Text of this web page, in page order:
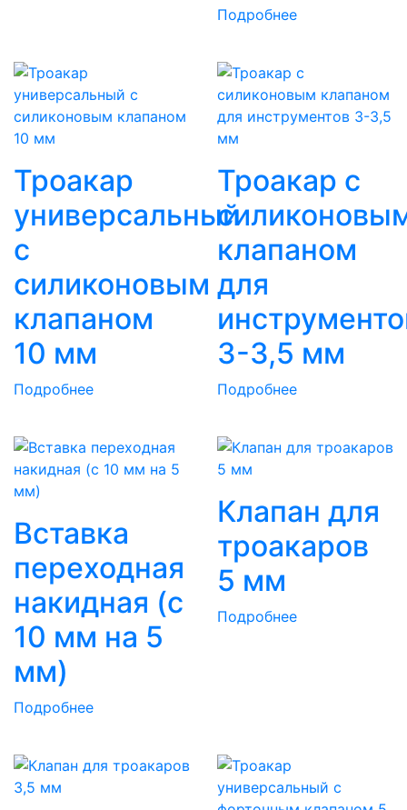
Подробнее
Троакар
универсальный
с
силиконовым
клапаном
10 мм
Подробнее
Троакар с
клапаном
для
3-3,5 мм
Подробнее
Вставка
переходная
накидная (c
10 мм на 5
мм)
Подробнее
Клапан для
троакаров
5 мм
Подробнее